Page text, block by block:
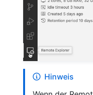
Hinweis